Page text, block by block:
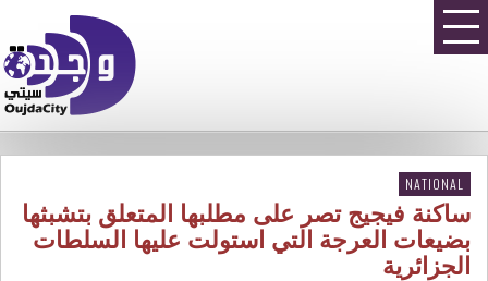
NATIONAL
ساكنة فيجيج تصر على مطلبها المتعلق بتشبثها
بضيعات العرجة التي استولت عليها السلطات
الجزائرية